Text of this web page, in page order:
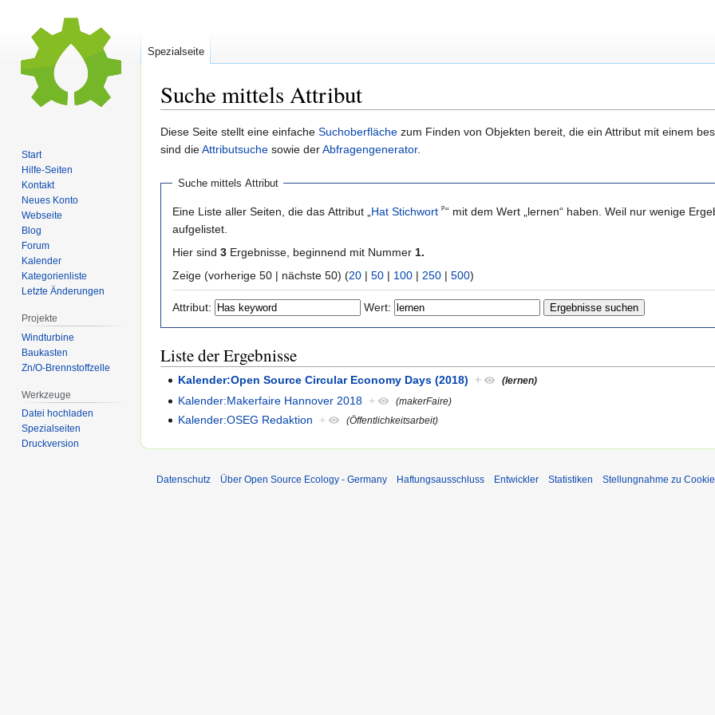
Suche mittels Attribut
Zur
Navigation
Zur
Suche
Diese Seite stellt eine einfache Suchoberfläche zum Finden von Objekten bereit, die ein Attribut mit einem
sind dieAttributsuche sowie derAbfragengenerator.
Suche mittels Attribut
Eine Liste aller Seiten, die das Attribut „ Hat Stichwort ᵖ“ mit dem Wert „lernen“ haben. Weil nur wenige
aufgelistet.
Hier sind 3 Ergebnisse, beginnend mit Nummer 1.
Zeige (vorherige 50 | nächste 50) (20 | 50 | 100 | 250 | 500)
Attribut: Wert:
Liste der Ergebnisse
Kalender:Open Source Circular Economy Days (2018) + (lernen)
Kalender:Makerfaire Hannover 2018 + (makerFaire)
Kalender:OSEG Redaktion + (Öffentlichkeitsarbeit)
Spezialseite
Start
Hilfe-Seiten
Kontakt
Neues Konto
Webseite
Blog
Forum
Kalender
Kategorienliste
Letzte Änderungen
Projekte
Windturbine
Baukasten
Zn/O-Brennstoffzelle
Werkzeuge
Datei hochladen
Spezialseiten
Druckversion
Datenschutz Über Open Source Ecology - Germany Haftungsausschluss Entwickler Statistiken Stellungnahme zu